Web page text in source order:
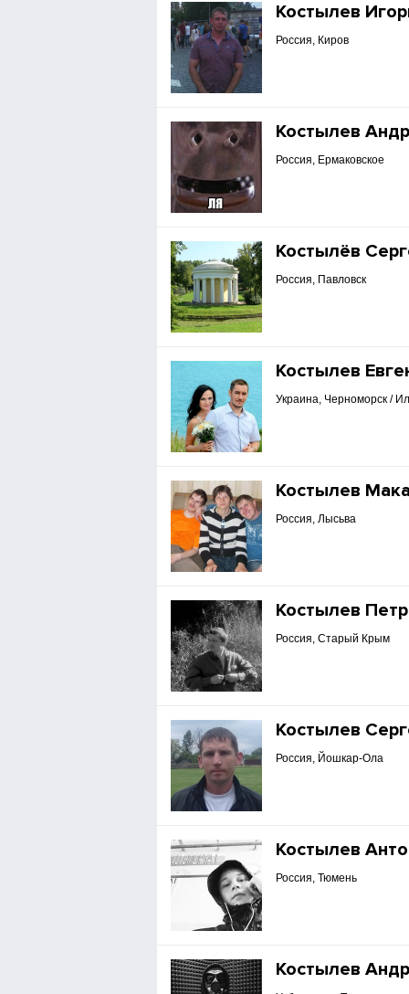
Костылев
Россия, Киров
Костылев
Россия, Ермаковское
Костылёв
Россия, Павловск
Костылев
Украина, Черноморск /
Костылев
Россия, Лысьва
Костылев Петр
Россия, Старый Крым
Костылев
Россия, Йошкар-Ола
Костылев
Россия, Тюмень
Костылев